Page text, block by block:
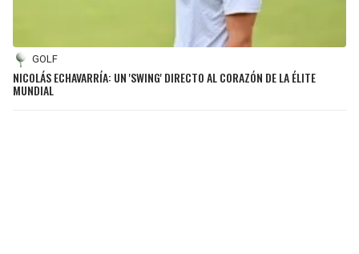
GOLF
NICOLÁS ECHAVARRÍA: UN 'SWING' DIRECTO AL CORAZÓN DE LA ÉLITE
MUNDIAL